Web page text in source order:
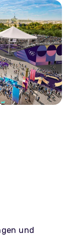
und